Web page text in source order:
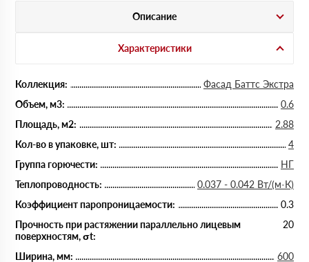
Описание
Характеристики
Коллекция:
Фасад Баттс Экстра
Объем, м3:
0.6
Площадь, м2:
2.88
Кол-во в упаковке, шт:
4
Группа горючести:
НГ
Теплопроводность:
0.037 - 0.042 Вт/(м·К)
Коэффициент паропроницаемости:
0.3
Прочность при растяжении параллельно лицевым
поверхностям, σt:
20
Ширина, мм:
600